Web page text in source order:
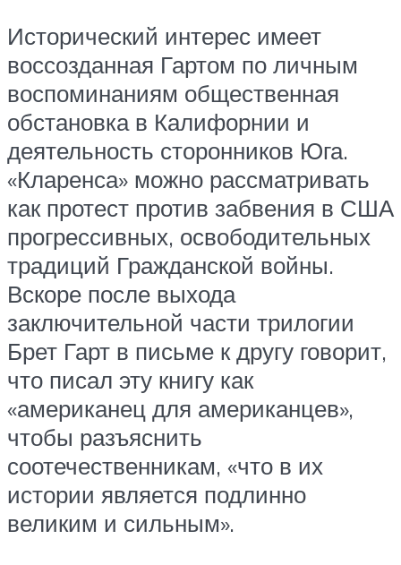
Исторический интерес имеет
воссозданная Гартом по личным
воспоминаниям общественная
обстановка в Калифорнии и
деятельность сторонников Юга.
«Кларенса» можно рассматривать
как протест против забвения в США
прогрессивных, освободительных
традиций Гражданской войны.
Вскоре после выхода
заключительной части трилогии
Брет Гарт в письме к другу говорит,
что писал эту книгу как
«американец для американцев»,
чтобы разъяснить
соотечественникам, «что в их
истории является подлинно
великим и сильным».